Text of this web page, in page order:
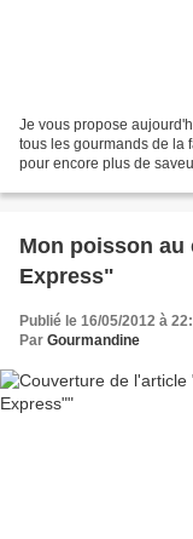
Je vous propose
tous les gourmands de la
pour encore plus de
Mon poisson
Express"
Publié le 16/05/2012 à
Par Gourmandine